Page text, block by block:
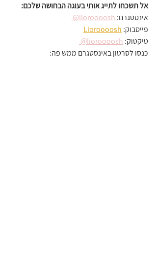
אל תשכחו לתייג אותי בעוגה הבחושה שלכם:
אינסטגרם:
פייסבוק: Lioroooosh
טיקטוק: lioroooosh@
כנסו לסרטון באינסטגרם ממש פה: